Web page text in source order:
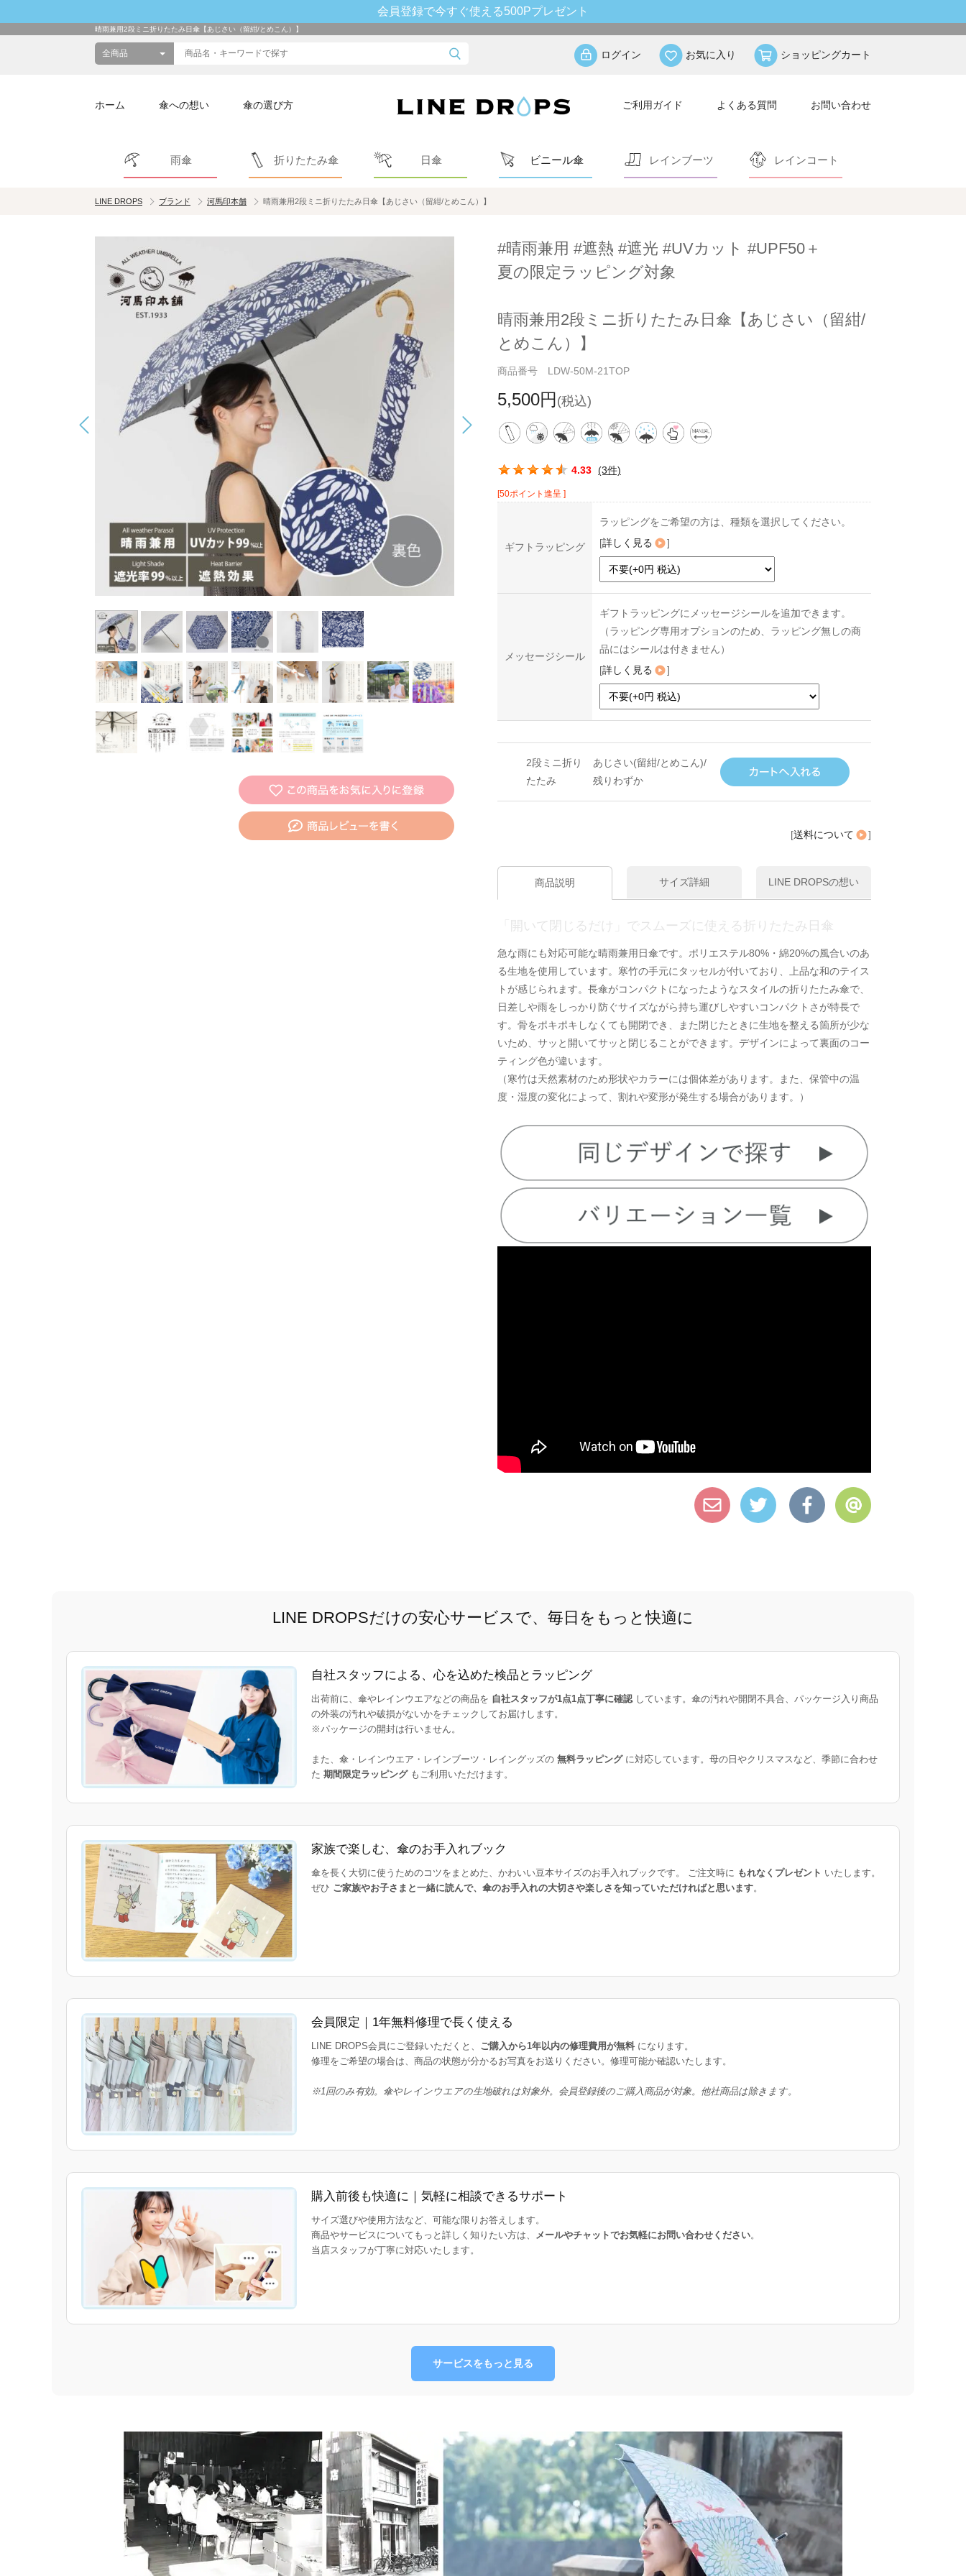
会員登録で今すぐ使える500Pプレゼント
晴雨兼用2段ミニ折りたたみ日傘【あじさい（留紺/とめこん）】
ログイン お気に入り ショッピングカート
ホーム 傘への想い 傘の選び方 ご利用ガイド よくある質問 お問い合わせ
雨傘 折りたたみ傘 日傘 ビニール傘 レインブーツ レインコート
LINE DROPS ブランド 河馬印本舗 晴雨兼用2段ミニ折りたたみ日傘【あじさい（留紺/とめこん）】
#晴雨兼用 #遮熱 #遮光 #UVカット #UPF50＋
夏の限定ラッピング対象
晴雨兼用2段ミニ折りたたみ日傘【あじさい（留紺/
とめこん）】
商品番号 LDW-50M-21TOP
5,500円 (税込)
4.33 (3件)
[50ポイント進呈 ]
ギフトラッピング
ラッピングをご希望の方は、種類を選択してください。
[詳しく見る ]
メッセージシール
ギフトラッピングにメッセージシールを追加できます。
（ラッピング専用オプションのため、ラッピング無しの商
品にはシールは付きません）
[詳しく見る ]
2段ミニ折り
たたみ
あじさい(留紺/とめこん)/
残りわずか
[送料について ]
商品説明 サイズ詳細 LINE DROPSの想い
「開いて閉じるだけ」でスムーズに使える折りたたみ日傘
急な雨にも対応可能な晴雨兼用日傘です。ポリエステル80%・綿20%の風合いのあ
る生地を使用しています。寒竹の手元にタッセルが付いており、上品な和のテイス
トが感じられます。長傘がコンパクトになったようなスタイルの折りたたみ傘で、
日差しや雨をしっかり防ぐサイズながら持ち運びしやすいコンパクトさが特長で
す。骨をポキポキしなくても開閉でき、また閉じたときに生地を整える箇所が少な
いため、サッと開いてサッと閉じることができます。デザインによって裏面のコー
ティング色が違います。
（寒竹は天然素材のため形状やカラーには個体差があります。また、保管中の温
度・湿度の変化によって、割れや変形が発生する場合があります。）
LINE DROPSだけの安心サービスで、毎日をもっと快適に
自社スタッフによる、心を込めた検品とラッピング
出荷前に、傘やレインウエアなどの商品を 自社スタッフが1点1点丁寧に確認しています。傘の汚れや開閉不具合、パッケージ入り商品
の外装の汚れや破損がないかをチェックしてお届けします。
※パッケージの開封は行いません。
また、傘・レインウエア・レインブーツ・レイングッズの 無料ラッピングに対応しています。母の日やクリスマスなど、季節に合わせ
た 期間限定ラッピングもご利用いただけます。
家族で楽しむ、傘のお手入れブック
傘を長く大切に使うためのコツをまとめた、かわいい豆本サイズのお手入れブックです。 ご注文時に もれなくプレゼント いたします。
ぜひ ご家族やお子さまと一緒に読んで、傘のお手入れの大切さや楽しさを知っていただければと思います。
会員限定｜1年無料修理で長く使える
LINE DROPS会員にご登録いただくと、 ご購入から1年以内の修理費用が無料になります。
修理をご希望の場合は、商品の状態が分かるお写真をお送りください。修理可能か確認いたします。
※1回のみ有効。傘やレインウエアの生地破れは対象外。会員登録後のご購入商品が対象。他社商品は除きます。
購入前後も快適に｜気軽に相談できるサポート
サイズ選びや使用方法など、可能な限りお答えします。
商品やサービスについてもっと詳しく知りたい方は、 メールやチャットでお気軽にお問い合わせください。
当店スタッフが丁寧に対応いたします。
サービスをもっと見る